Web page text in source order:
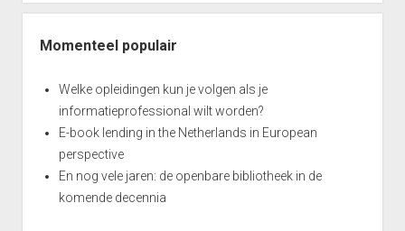
Momenteel populair
Welke opleidingen kun je volgen als je
informatieprofessional wilt worden?
E-book lending in the Netherlands in European
perspective
En nog vele jaren: de openbare bibliotheek in de
komende decennia